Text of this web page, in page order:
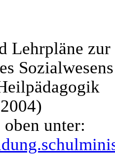
Lehrpläne
Sozialwesens
unter: